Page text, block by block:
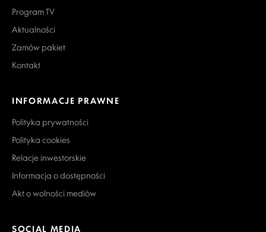
Program TV
Aktualności
Zamów pakiet
Kontakt
INFORMACJE PRAWNE
Polityka prywatności
Polityka cookies
Relacje inwestorskie
Informacja o dostępności
Akt o wolności mediów
SOCIAL MEDIA